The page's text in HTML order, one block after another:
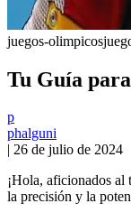
juegos-olimpicos
Tu Guía
p
phalguni
| 26 de julio de 2024
¡Hola, aficionados al
la precisión y la